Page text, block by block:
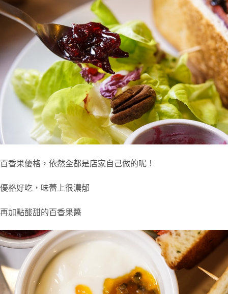
百香果優格，依然全都是店家自己做的呢！
優格好吃，味蕾上很濃郁
再加點酸甜的百香果醬